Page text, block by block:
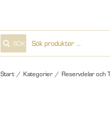
SÖK
Start / Kategorier / Reservdelar och